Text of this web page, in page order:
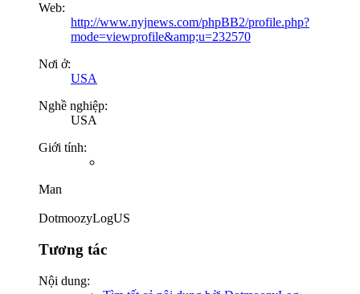
Web:
http://www.nyjnews.com/phpBB2/profile.php?
mode=viewprofile&amp;u=232570
Nơi ở:
USA
Nghề nghiệp:
USA
Giới tính:
Man
DotmoozyLogUS
Tương tác
Nội dung: